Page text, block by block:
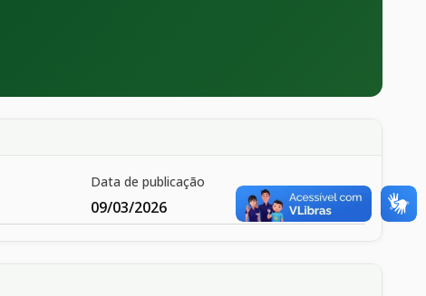
Data de publicação
09/03/2026